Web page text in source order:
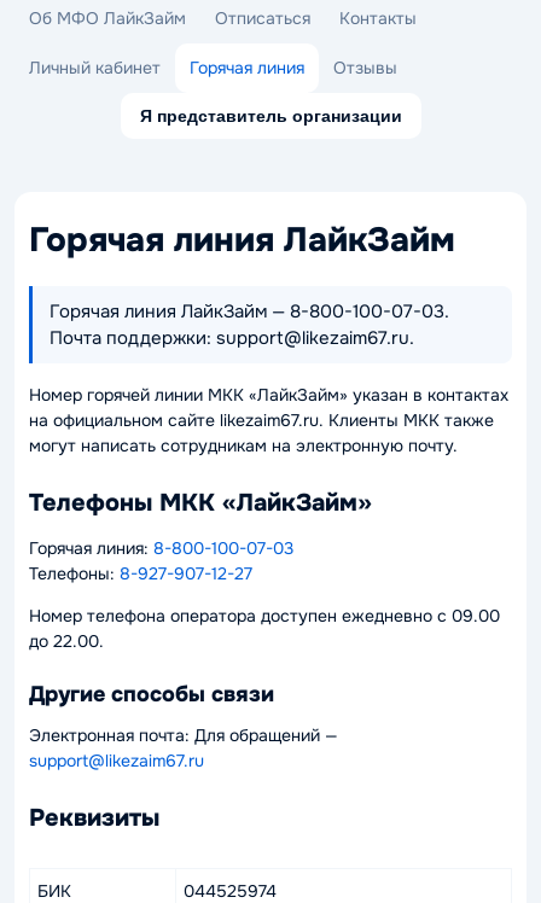
Об МФО ЛайкЗайм Отписаться Контакты
Личный кабинет Горячая линия Отзывы
Я представитель организации
Горячая линия ЛайкЗайм
Горячая линия ЛайкЗайм — 8-800-100-07-03.
Почта поддержки: support@likezaim67.ru.
Номер горячей линии МКК «ЛайкЗайм» указан в контактах
на официальном сайте likezaim67.ru. Клиенты МКК также
могут написать сотрудникам на электронную почту.
Телефоны МКК «ЛайкЗайм»
Горячая линия: 8-800-100-07-03
Телефоны: 8-927-907-12-27
Номер телефона оператора доступен ежедневно с 09.00
до 22.00.
Другие способы связи
Электронная почта: Для обращений —
support@likezaim67.ru
Реквизиты
БИК 044525974